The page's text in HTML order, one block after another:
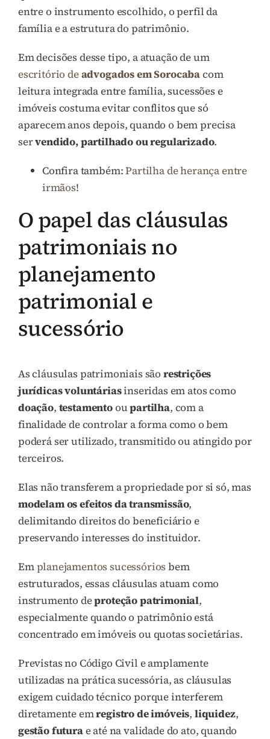
entre o instrumento escolhido, o perfil da
família e a estrutura do patrimônio.
Em decisões desse tipo, a atuação de um
escritório deadvogados em Sorocabacom
leitura integrada entre família, sucessões e
imóveis costuma evitar conflitos que só
aparecem anos depois, quando o bem precisa
servendido, partilhado ou regularizado.
Confira também:Partilha de herança entre
irmãos!
O papel das cláusulas
patrimoniais no
planejamento
patrimonial e
sucessório
As cláusulas patrimoniais são restrições
jurídicas voluntáriasinseridas em atos como
doação, testamentooupartilha, com a
finalidade de controlar a forma como o bem
poderá ser utilizado, transmitido ou atingido por
terceiros.
Elas não transferem a propriedade por si só, mas
modelam os efeitos da transmissão,
delimitando direitos do beneficiário e
preservando interesses do instituidor.
Emplanejamentos sucessórios bem
estruturados, essas cláusulas atuam como
instrumento deproteção patrimonial,
especialmente quando o patrimônio está
concentrado em imóveis ou quotas societárias.
Previstas no Código Civil e amplamente
utilizadas na prática sucessória, as cláusulas
exigem cuidado técnico porque interferem
diretamente emregistro de imóveis, liquidez,
gestão futurae até na validade do ato, quando